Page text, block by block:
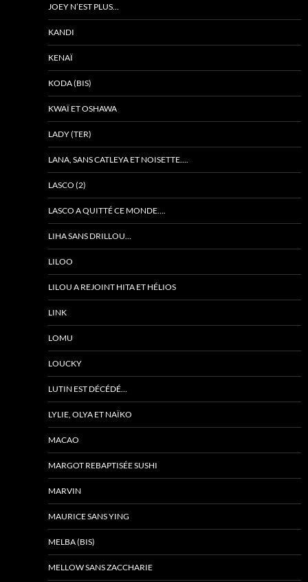
JOEY N’EST PLUS…
KANDI
KENAÏ
KODA (BIS)
KWAÏ ET OSHAWA
LADY (TER)
LANA, SANS CATLEYA ET NOISETTE….
LASCO (2)
LASCO A QUITTÉ CE MONDE….
LIHA SANS DRILLOU…
LILOO
LILOU A REJOINT HITA ET HÉLIOS
LINK
LOMU
LOUCKY
LUTIN EST DÉCÉDÉ…
LYLIE, OLYA ET NAÏKO
MACAO
MARGOT REBAPTISÉE SUSHI
MARVIN
MAURICE SANS YING
MELBA (BIS)
MELLOW SANS ZACCHARIE